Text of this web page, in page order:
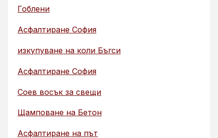
Гоблени
Асфалтиране София
изкупуване на коли Бъгси
Асфалтиране София
Соев восък за свещи
Щамповане на Бетон
Асфалтиране на път